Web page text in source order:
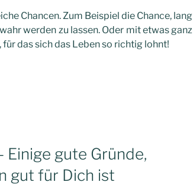
Chancen. Zum Beispiel die Chance, lang
werden zu lassen. Oder mit etwas ganz
für das sich das Leben so richtig lohnt!
gute Gründe,
gut für Dich ist